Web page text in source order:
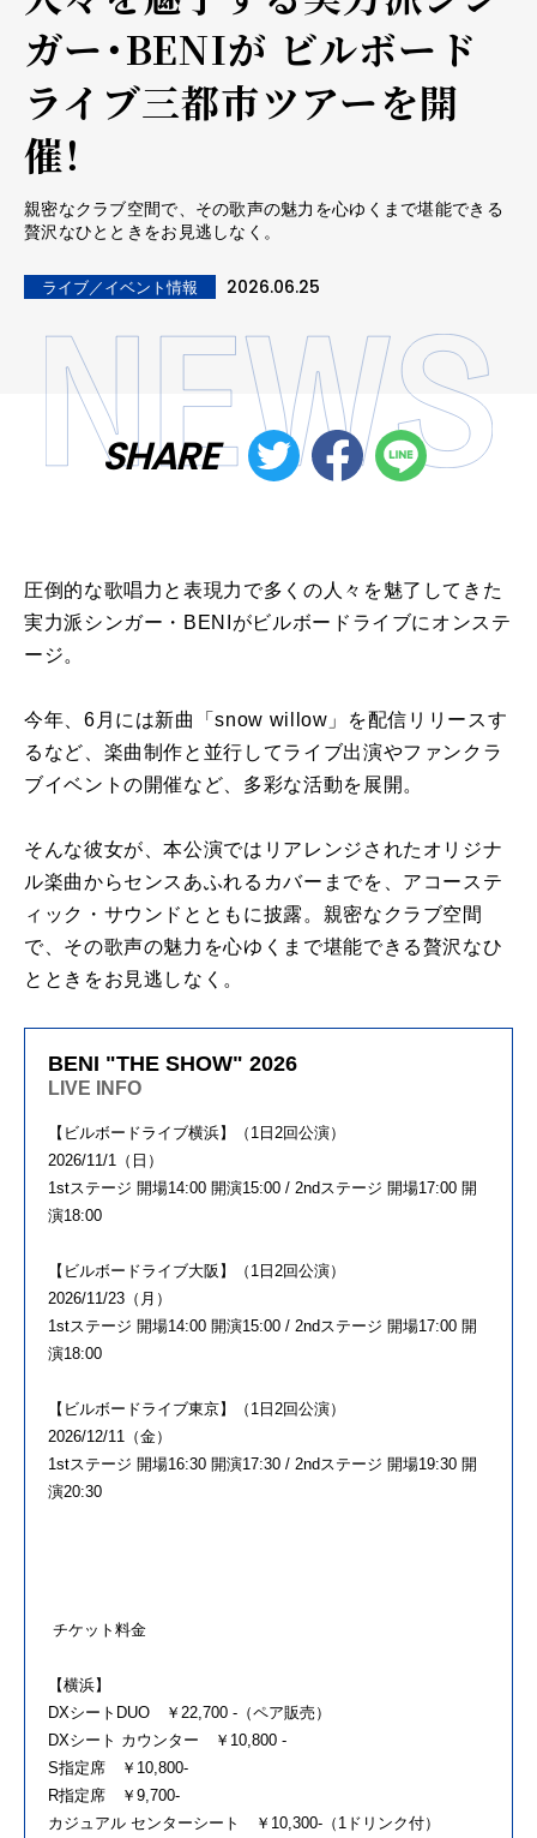
ガー・BENIが ビルボード
ライブ三都市ツアーを開
催！
親密なクラブ空間で、その歌声の魅力を心ゆくまで堪能できる
贅沢なひとときをお見逃しなく。
ライブ／イベント情報 2026.06.25
SHARE
圧倒的な歌唱力と表現力で多くの人々を魅了してきた
実力派シンガー・BENIがビルボードライブにオンステ
ージ。
今年、6月には新曲「snow willow」を配信リリースす
るなど、楽曲制作と並行してライブ出演やファンクラ
ブイベントの開催など、多彩な活動を展開。
そんな彼女が、本公演ではリアレンジされたオリジナ
ル楽曲からセンスあふれるカバーまでを、アコーステ
ィック・サウンドとともに披露。親密なクラブ空間
で、その歌声の魅力を心ゆくまで堪能できる贅沢なひ
とときをお見逃しなく。
BENI "THE SHOW" 2026
LIVE INFO
【ビルボードライブ横浜】（1日2回公演）
2026/11/1（日）
1stステージ 開場14:00 開演15:00 / 2ndステージ 開場17:00 開
演18:00
【ビルボードライブ大阪】（1日2回公演）
2026/11/23（月）
1stステージ 開場14:00 開演15:00 / 2ndステージ 開場17:00 開
演18:00
【ビルボードライブ東京】（1日2回公演）
2026/12/11（金）
1stステージ 開場16:30 開演17:30 / 2ndステージ 開場19:30 開
演20:30
チケット料金
【横浜】
DXシートDUO ￥22,700 -（ペア販売）
DXシート カウンター ￥10,800 -
S指定席 ￥10,800-
R指定席 ￥9,700-
カジュアル センターシート ￥10,300-（1ドリンク付）